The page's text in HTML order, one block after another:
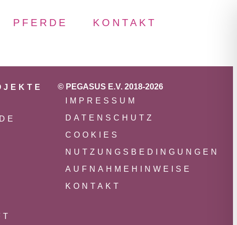
PFERDE KONTAKT
© PEGASUS E.V. 2018-2026
IMPRESSUM
DATENSCHUTZ
COOKIES
NUTZUNGSBEDINGUNGEN
AUFNAHMEHINWEISE
KONTAKT